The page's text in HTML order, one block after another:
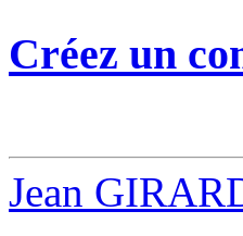
Créez un
Jean